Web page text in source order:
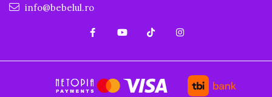
info@bebelul.ro